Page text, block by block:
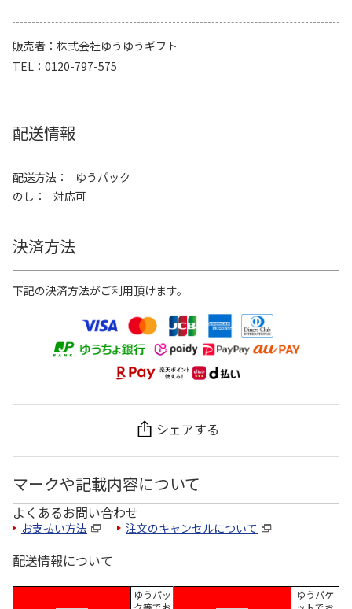
販売者
株式会社ゆうゆうギフト
TEL
0120-797-575
配送情報
配送方法
ゆうパック
のし
対応可
決済方法
下記の決済方法がご利用頂けます。
シェアする
マークや記載内容について
よくあるお問い合わせ
お支払い方法 注文のキャンセルについて
配送情報について
ゆうパッ
ゆうパケ